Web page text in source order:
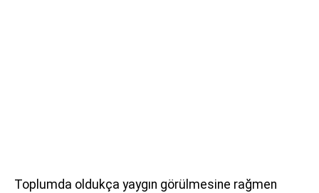
Toplumda oldukça yaygın görülmesine rağmen